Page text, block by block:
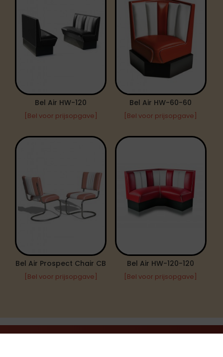
Bel Air HW-120
[Bel voor prijsopgave]
Bel Air HW-60-60
[Bel voor prijsopgave]
Bel Air Prospect Chair CB
[Bel voor prijsopgave]
Bel Air HW-120-120
[Bel voor prijsopgave]